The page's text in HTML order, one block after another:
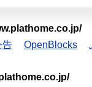
告 OpenBlocks